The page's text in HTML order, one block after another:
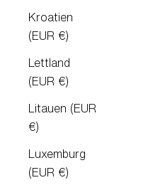
Kroatien
(EUR €)
Lettland
(EUR €)
Litauen (EUR
€)
Luxemburg
(EUR €)